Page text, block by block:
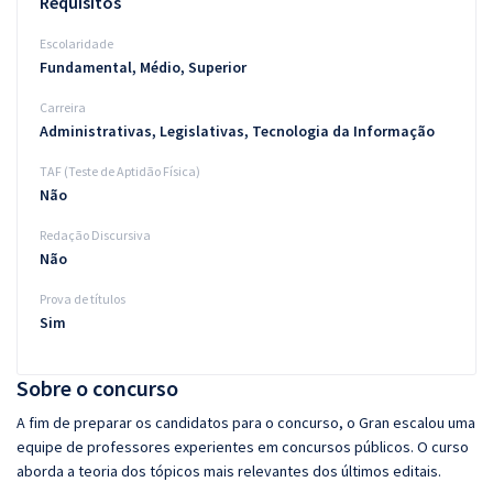
Sobre o concurso
A fim de preparar os candidatos para o concurso, o Gran escalou uma
equipe de professores experientes em concursos públicos. O curso
aborda a teoria dos tópicos mais relevantes dos últimos editais.
Escolaridade
Fundamental, Médio, Superior
Carreira
Administrativas, Legislativas, Tecnologia da Informação
TAF (Teste de Aptidão Física)
Não
Redação Discursiva
Não
Prova de títulos
Sim